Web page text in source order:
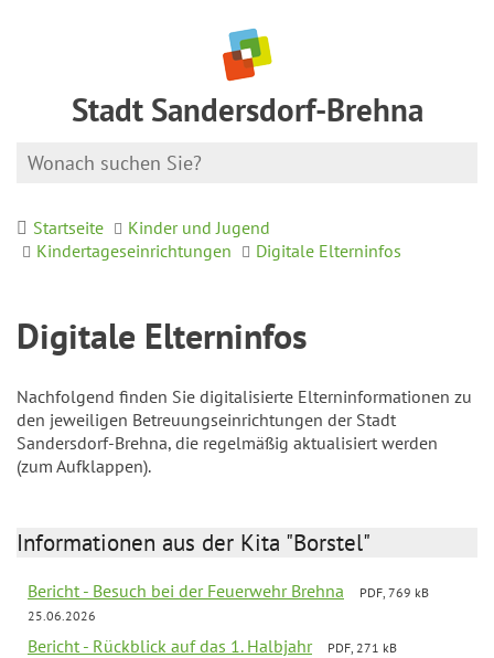
Stadt Sandersdorf-Brehna
Startseite
Kinder und Jugend
Kindertageseinrichtungen
Digitale Elterninfos
Digitale Elterninfos
Nachfolgend finden Sie digitalisierte Elterninformationen zu
den jeweiligen Betreuungseinrichtungen der Stadt
Sandersdorf-Brehna, die regelmäßig aktualisiert werden
(zum Aufklappen).
Informationen aus der Kita "Borstel"
Bericht - Besuch bei der Feuerwehr Brehna
PDF, 769 kB
25.06.2026
Bericht - Rückblick auf das 1. Halbjahr
PDF, 271 kB